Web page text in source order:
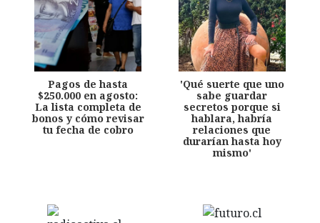
Pagos de hasta
$250.000 en agosto:
La lista completa de
bonos y cómo revisar
tu fecha de cobro
'Qué suerte que uno
sabe guardar
secretos porque si
hablara, habría
relaciones que
durarían hasta hoy
mismo'